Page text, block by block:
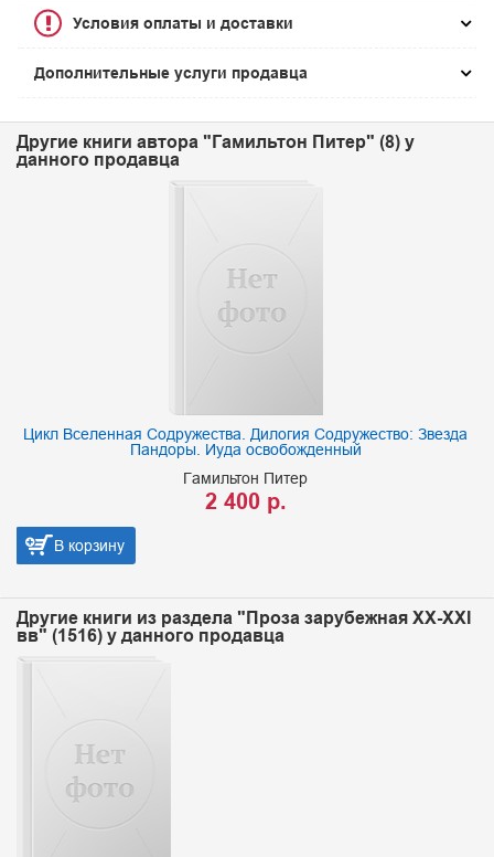
Условия оплаты и доставки
Дополнительные услуги продавца
Другие книги автора "Гамильтон Питер" (8) у
данного продавца
Цикл Вселенная Содружества. Дилогия Содружество: Звезда
Пандоры. Иуда освобожденный
Гамильтон Питер
2 400 р.
В корзину
Другие книги из раздела "Проза зарубежная XX-XXI
вв" (1516) у данного продавца